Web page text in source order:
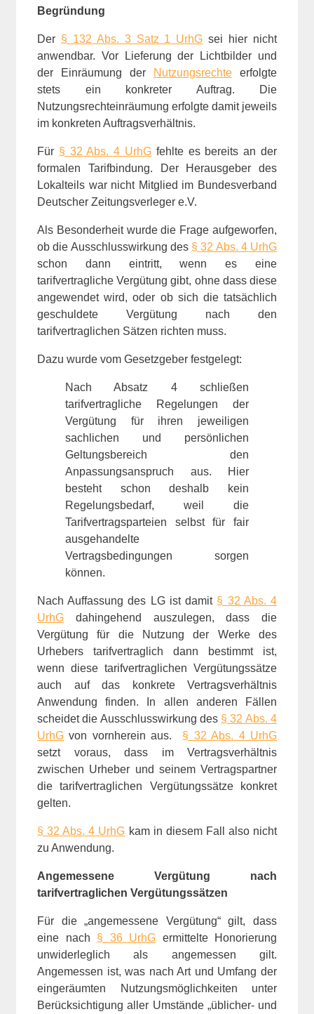
Begründung
Der § 132 Abs. 3 Satz 1 UrhG sei hier nicht
anwendbar. Vor Lieferung der Lichtbilder und
der Einräumung der
Nutzungsrechte erfolgte
stets ein konkreter Auftrag. Die
Nutzungsrechteinräumung erfolgte damit jeweils
im konkreten Auftragsverhältnis.
Für § 32 Abs. 4 UrhG fehlte es bereits an der
formalen Tarifbindung. Der Herausgeber des
Lokalteils war nicht Mitglied im Bundesverband
Deutscher Zeitungsverleger e.V.
Als Besonderheit wurde die Frage aufgeworfen,
ob die Ausschlusswirkung des § 32 Abs. 4 UrhG
schon dann eintritt, wenn es eine
tarifvertragliche Vergütung gibt, ohne dass diese
angewendet wird, oder ob sich die tatsächlich
geschuldete Vergütung nach den
tarifvertraglichen Sätzen richten muss.
Dazu wurde vom Gesetzgeber festgelegt:
Nach Absatz 4 schließen
tarifvertragliche Regelungen der
Vergütung für ihren jeweiligen
sachlichen und persönlichen
Geltungsbereich den
Anpassungsanspruch aus. Hier
besteht schon deshalb kein
Regelungsbedarf, weil die
Tarifvertragsparteien selbst für fair
ausgehandelte
Vertragsbedingungen sorgen
können.
Nach Auffassung des LG ist damit § 32 Abs. 4
UrhG dahingehend auszulegen, dass die
Vergütung für die Nutzung der Werke des
Urhebers tarifvertraglich dann bestimmt ist,
wenn diese tarifvertraglichen Vergütungssätze
auch auf das konkrete Vertragsverhältnis
Anwendung finden. In allen anderen Fällen
scheidet die Ausschlusswirkung des § 32 Abs. 4
UrhG von vornherein aus. § 32 Abs. 4 UrhG
setzt voraus, dass im Vertragsverhältnis
zwischen Urheber und seinem Vertragspartner
die tarifvertraglichen Vergütungssätze konkret
gelten.
§ 32 Abs. 4 UrhG kam in diesem Fall also nicht
zu Anwendung.
Angemessene Vergütung nach
tarifvertraglichen Vergütungssätzen
Für die „angemessene Vergütung“ gilt, dass
eine nach § 36 UrhG ermittelte Honorierung
unwiderleglich als angemessen gilt.
Angemessen ist, was nach Art und Umfang der
eingeräumten Nutzungsmöglichkeiten unter
Berücksichtigung aller Umstände „üblicher- und